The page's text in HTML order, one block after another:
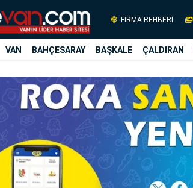
FİRMA REHBERİ
VAN BAHÇESARAY BAŞKALE ÇALDIRAN